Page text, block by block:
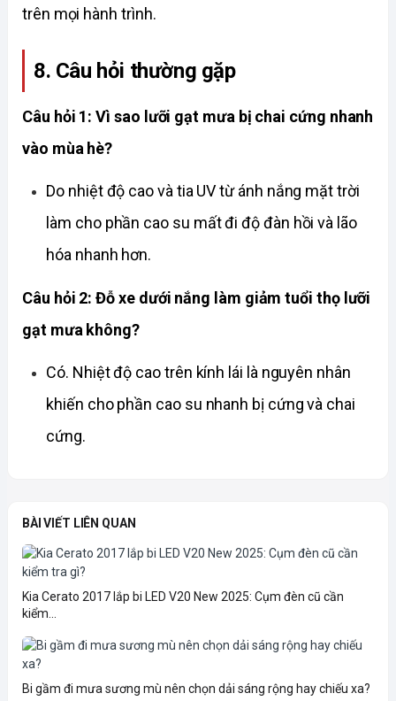
trên mọi hành trình.
8. Câu hỏi thường gặp
Câu hỏi 1: Vì sao lưỡi gạt mưa bị chai cứng nhanh
vào mùa hè?
Do nhiệt độ cao và tia UV từ ánh nắng mặt trời
làm cho phần cao su mất đi độ đàn hồi và lão
hóa nhanh hơn.
Câu hỏi 2: Đỗ xe dưới nắng làm giảm tuổi thọ lưỡi
gạt mưa không?
Có. Nhiệt độ cao trên kính lái là nguyên nhân
khiến cho phần cao su nhanh bị cứng và chai
cứng.
BÀI VIẾT LIÊN QUAN
Kia Cerato 2017 lắp bi LED V20 New 2025: Cụm đèn cũ cần
kiểm...
Bi gầm đi mưa sương mù nên chọn dải sáng rộng hay chiếu xa?